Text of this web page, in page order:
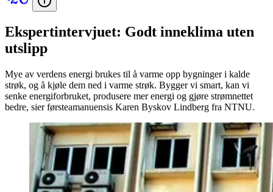
Ekspertintervjuet: Godt inneklima uten
utslipp
Mye av verdens energi brukes til å varme opp bygninger i kalde
strøk, og å kjøle dem ned i varme strøk. Bygger vi smart, kan vi
senke energiforbruket, produsere mer energi og gjøre strømnettet
bedre, sier førsteamanuensis Karen Byskov Lindberg fra NTNU.